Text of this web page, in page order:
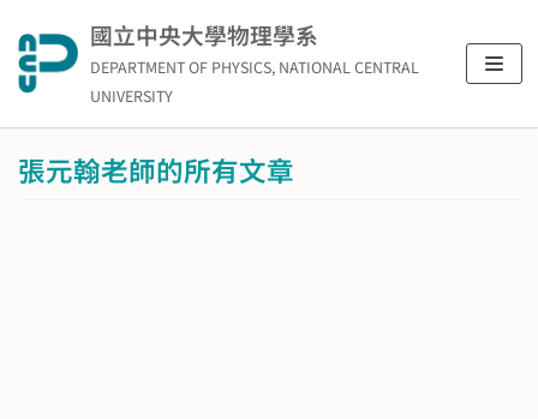
to
content
國立中央大學物理學系
DEPARTMENT OF PHYSICS, NATIONAL CENTRAL
UNIVERSITY
張元翰老師的所有文章